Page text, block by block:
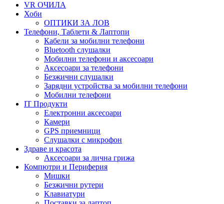
VR ОЧИЛА
Хоби
ОПТИКИ ЗА ЛОВ
Телефони, Таблети & Лаптопи
Кабели за мобилни телефони
Bluetooth слушалки
Мобилни телефони и аксесоари
Аксесоари за телефони
Безжични слушалки
Зарядни устройства за мобилни телефони
Мобилни телефони
IT Продукти
Електронни аксесоари
Камери
GPS приемници
Слушалки с микрофон
Здраве и красота
Аксесоари за лична грижа
Компютри и Периферия
Мишки
Безжични рутери
Клавиатури